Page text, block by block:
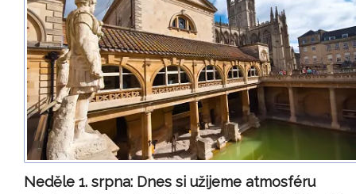
Neděle 1. srpna: Dnes si užijeme atmosféru